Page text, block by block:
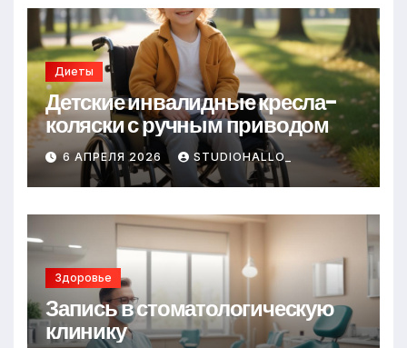
Диеты
Детские инвалидные кресла-
коляски с ручным приводом
6 АПРЕЛЯ 2026 STUDIOHALLO_
Здоровье
Запись в стоматологическую
клинику